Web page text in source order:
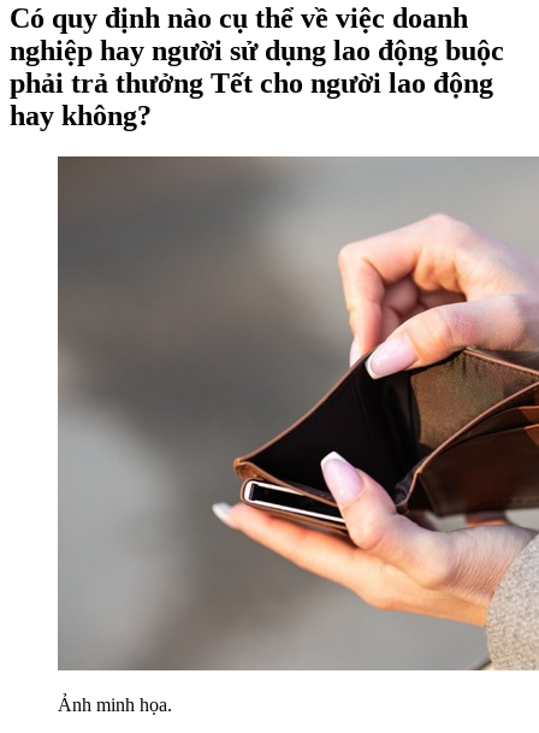
Có quy định nào cụ thể về việc doanh
nghiệp hay người sử dụng lao động buộc
phải trả thưởng Tết cho người lao động
hay không?
Ảnh minh họa.